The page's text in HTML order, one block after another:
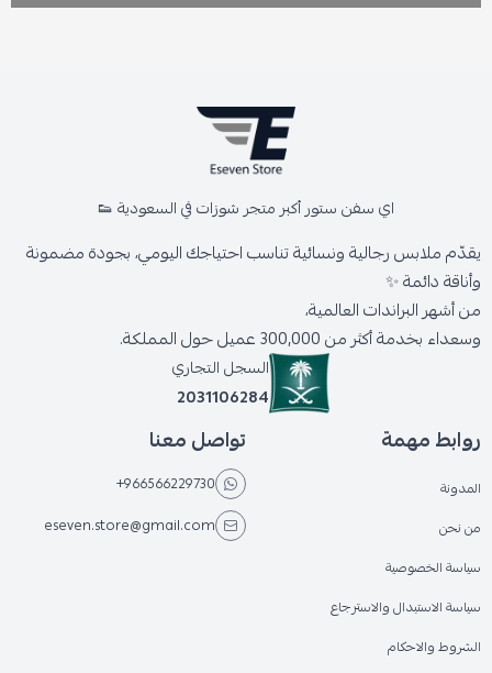
اي سفن ستور أكبر متجر شوزات في السعودية 👟
يقدّم ملابس رجالية ونسائية تناسب احتياجك اليومي، بجودة مضمونة
وأناقة دائمة ✨
من أشهر البراندات العالمية،
وسعداء بخدمة أكثر من 300,000 عميل حول المملكة.
السجل التجاري
2031106284
روابط مهمة
المدونة
من نحن
سياسة الخصوصية
سياسة الاستبدال والاسترجاع
الشروط والاحكام
تواصل معنا
+966566229730
eseven.store@gmail.com